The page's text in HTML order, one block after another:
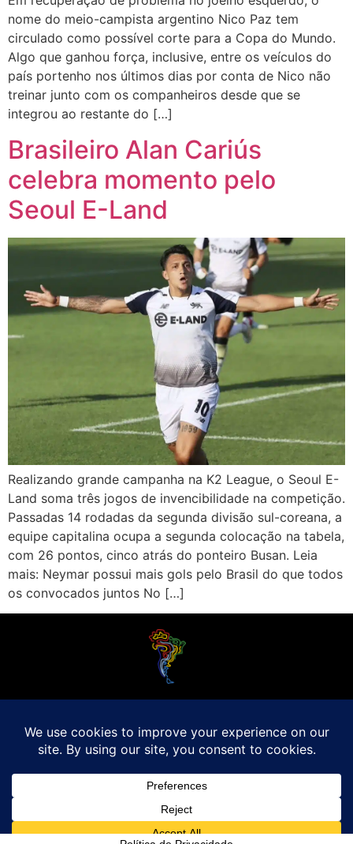
nome do meio-campista argentino Nico Paz tem
circulado como possível corte para a Copa do Mundo.
Algo que ganhou força, inclusive, entre os veículos do
país portenho nos últimos dias por conta de Nico não
treinar junto com os companheiros desde que se
integrou ao restante do […]
Brasileiro Alan Cariús
celebra momento pelo
Seoul E-Land
Realizando grande campanha na K2 League, o Seoul E-
Land soma três jogos de invencibilidade na competição.
Passadas 14 rodadas da segunda divisão sul-coreana, a
equipe capitalina ocupa a segunda colocação na tabela,
com 26 pontos, cinco atrás do ponteiro Busan. Leia
mais: Neymar possui mais gols pelo Brasil do que todos
os convocados juntos No […]
quer mesmo é saber de tudo, desde a final do Brasileirão até a 5a rodada do
Peruano, com a mesma seriedade e com a mesma paixão.Leia Mais
Entre em contato conosco:comercial@futebolatino.com.br
© Futebol Latino - Todos os Direitos Reservados - 2021